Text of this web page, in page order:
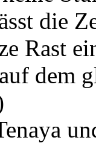
die
Rast
dem